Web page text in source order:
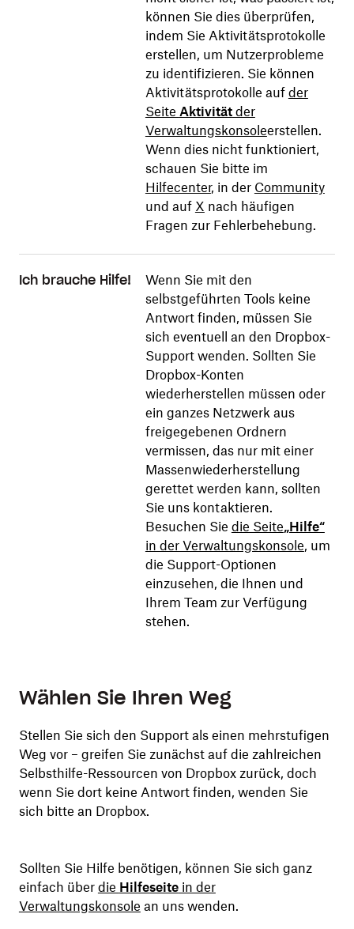
können Sie dies überprüfen,
indem Sie Aktivitätsprotokolle
erstellen, um Nutzerprobleme
zu identifizieren. Sie können
Aktivitätsprotokolle auf der
Seite Aktivitätder
Verwaltungskonsoleerstellen.
Wenn dies nicht funktioniert,
schauen Sie bitte im
Hilfecenter, in der Community
und auf X nach häufigen
Fragen zur Fehlerbehebung.
Ich brauche Hilfe!
Wenn Sie mit den
selbstgeführten Tools keine
Antwort finden, müssen Sie
sich eventuell an den Dropbox-
Support wenden. Sollten Sie
Dropbox-Konten
wiederherstellen müssen oder
ein ganzes Netzwerk aus
freigegebenen Ordnern
vermissen, das nur mit einer
Massenwiederherstellung
gerettet werden kann, sollten
Sie uns kontaktieren.
Besuchen Sie die Seite„Hilfe“
in der Verwaltungskonsole, um
die Support-Optionen
einzusehen, die Ihnen und
Ihrem Team zur Verfügung
stehen.
Wählen Sie Ihren Weg
Stellen Sie sich den Support als einen mehrstufigen
Weg vor – greifen Sie zunächst auf die zahlreichen
Selbsthilfe-Ressourcen von Dropbox zurück, doch
wenn Sie dort keine Antwort finden, wenden Sie
sich bitte an Dropbox.
Sollten Sie Hilfe benötigen, können Sie sich ganz
einfach über die Hilfeseitein der
Verwaltungskonsole an uns wenden.